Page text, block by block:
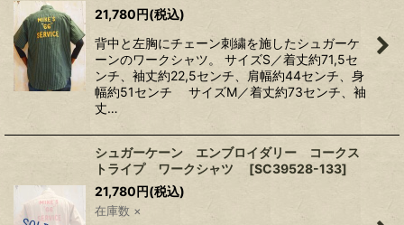
21,780円(税込)
背中と左胸にチェーン刺繍を施したシュガーケ
ーンのワークシャツ。 サイズS／着丈約71,5セ
ンチ、袖丈約22,5センチ、肩幅約44センチ、身
幅約51センチ サイズM／着丈約73センチ、袖
丈…
シュガーケーン エンブロイダリー コークス
トライプ ワークシャツ
[SC39528-133]
21,780円(税込)
在庫数 ×